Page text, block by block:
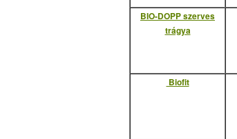
BIO-DOPP szerves
trágya
Biofit